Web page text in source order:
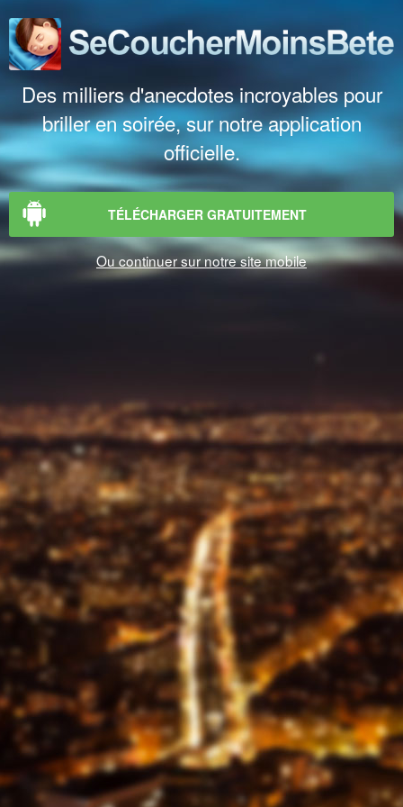
Des milliers d'anecdotes incroyables pour
briller en soirée, sur notre application
officielle.
TÉLÉCHARGER GRATUITEMENT
Ou continuer sur notre site mobile